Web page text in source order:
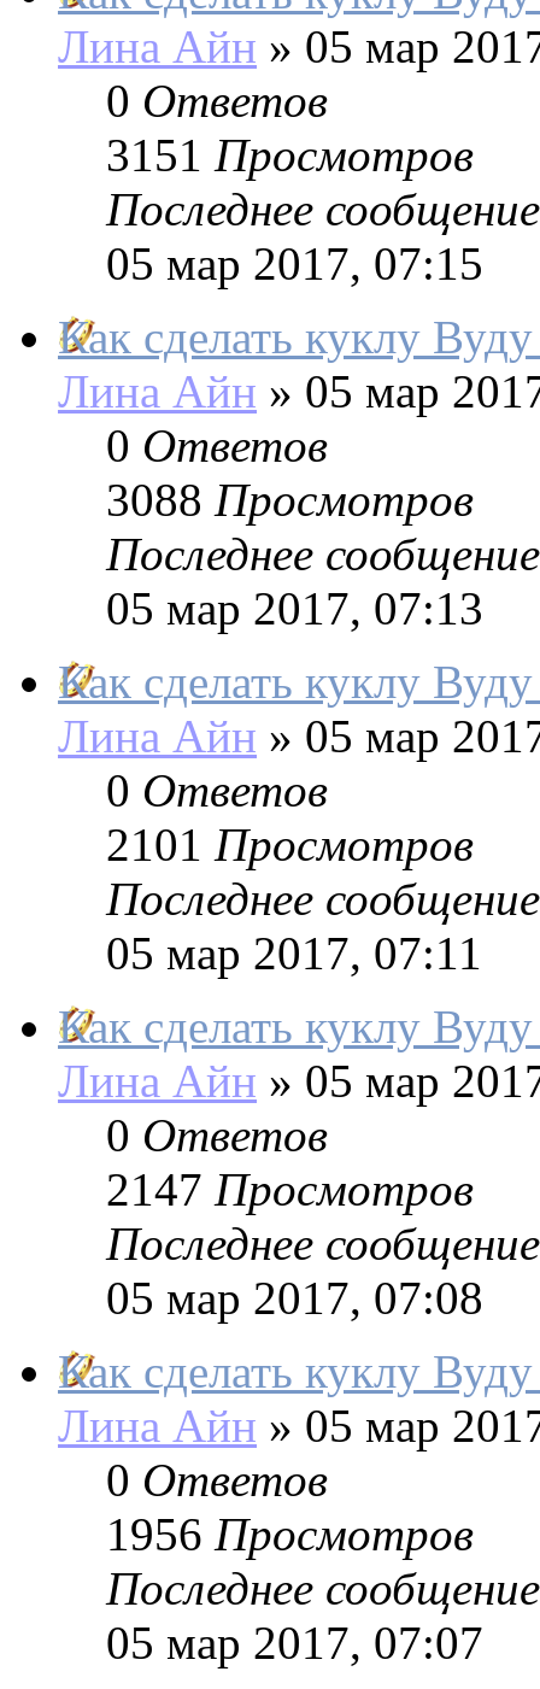
Лина Айн » 05 мар
0 Ответов
3151 Просмотров
Последнее сообщение
05 мар 2017, 07:15
Как сделать куклу
Лина Айн » 05 мар
0 Ответов
3088 Просмотров
Последнее сообщение
05 мар 2017, 07:13
Как сделать куклу
Лина Айн » 05 мар
0 Ответов
2101 Просмотров
Последнее сообщение
05 мар 2017, 07:11
Как сделать куклу
Лина Айн » 05 мар
0 Ответов
2147 Просмотров
Последнее сообщение
05 мар 2017, 07:08
Как сделать куклу
Лина Айн » 05 мар
0 Ответов
1956 Просмотров
Последнее сообщение
05 мар 2017, 07:07